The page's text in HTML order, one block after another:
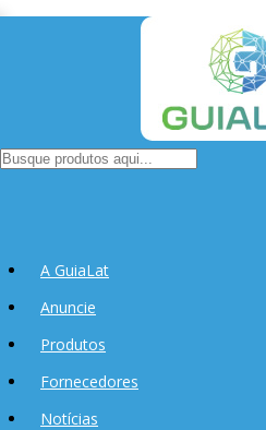
A GuiaLat
Anuncie
Produtos
Fornecedores
Notícias